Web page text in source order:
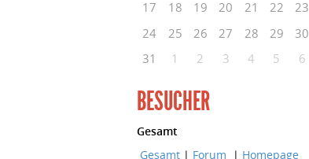
17
18 19 20 21 22
23
24
25 26 27 28 29
30
31
1 2 3 4 5 6
BESUCHER
Gesamt
Gesamt | Forum | Homepage